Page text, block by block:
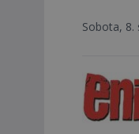
Sobota, 8.